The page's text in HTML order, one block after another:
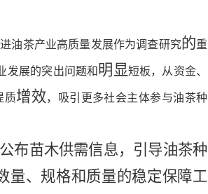
油茶产业高质量发展作为调查研究的重
发展的突出问题和明显短板，从资金、
质增效，吸引更多社会主体参与油茶种
布苗木供需信息，引导油茶种
量、规格和质量的稳定保障工